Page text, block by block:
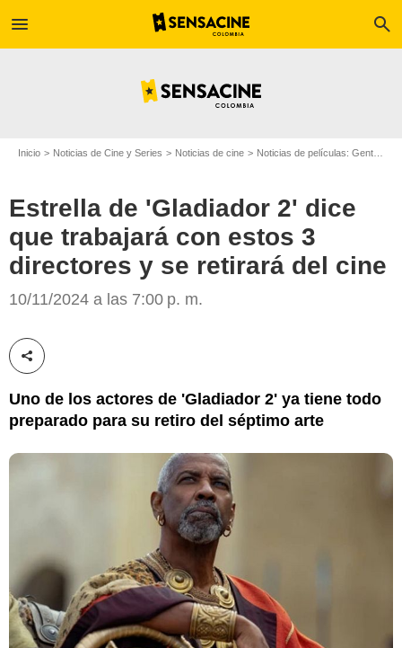
menu search
Inicio Noticias de Cine y Series Noticias de cine Noticias de películas: Gente
Estrella de 'Gladiador 2' dice
que trabajará con estos 3
directores y se retirará del cine
10/11/2024 a las 7:00 p. m.
Compartir esta noticia
Uno de los actores de 'Gladiador 2' ya tiene todo
preparado para su retiro del séptimo arte
Paramount Pictures